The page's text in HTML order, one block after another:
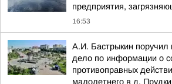
предприятия,
16:53
А.И. Бастрыкин поручил
дело по информации о
противоправных
малолетнего в д.